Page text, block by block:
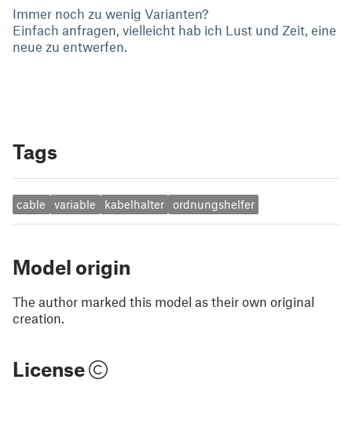
Immer noch zu wenig Varianten?
Einfach anfragen, vielleicht hab ich Lust und Zeit, eine
neue zu entwerfen.
Tags
cable variable kabelhalter ordnungshelfer
Model origin
The author marked this model as their own original
creation.
License